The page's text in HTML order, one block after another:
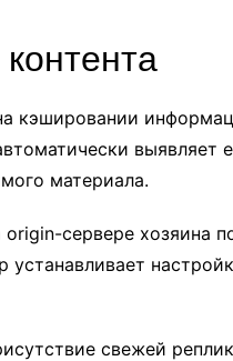
кэшировании
материала.
сервере хозяина
свежей